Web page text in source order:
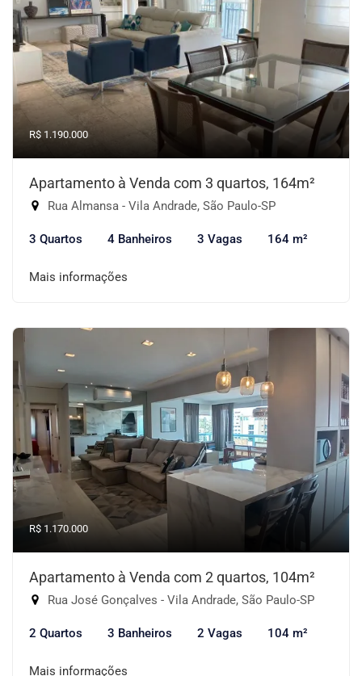
R$ 1.190.000
Apartamento à Venda com 3 quartos, 164m²
Rua Almansa - Vila Andrade, São Paulo-SP
3 Quartos 4 Banheiros 3 Vagas 164 m²
Mais informações
R$ 1.170.000
Apartamento à Venda com 2 quartos, 104m²
Rua José Gonçalves - Vila Andrade, São Paulo-SP
2 Quartos 3 Banheiros 2 Vagas 104 m²
Mais informações